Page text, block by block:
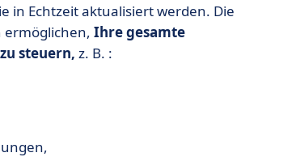
in Echtzeit aktualisiert werden. Die
ermöglichen, Ihre gesamte
steuern, z. B. :